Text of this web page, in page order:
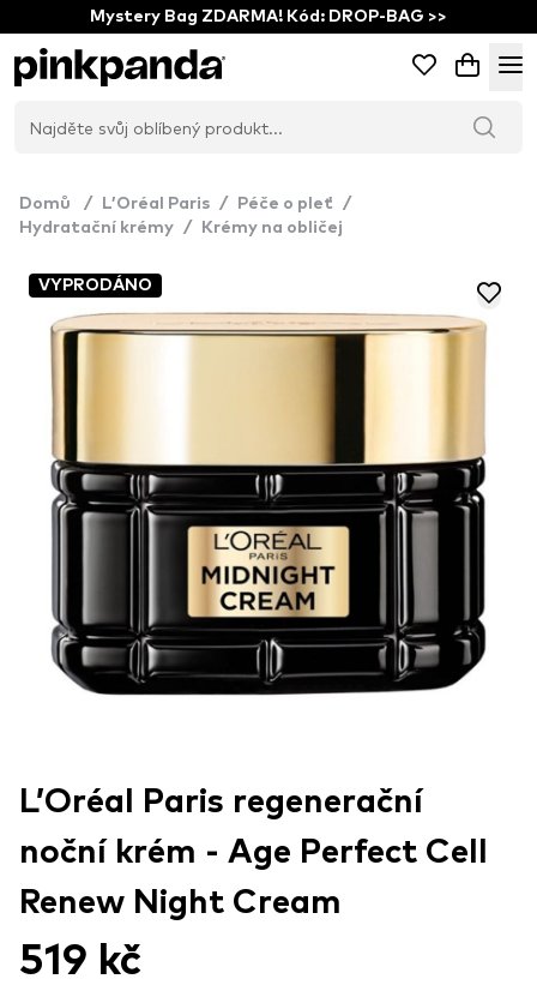
Mystery Bag ZDARMA! Kód: DROP-BAG >>
Domů / L’Oréal Paris / Péče o pleť
/
Hydratační krémy / Krémy na obličej
VYPRODÁNO
L’Oréal Paris regenerační
noční krém - Age Perfect Cell
Renew Night Cream
519 kč